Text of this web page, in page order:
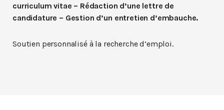
curriculum vitae – Rédaction d’une lettre de
candidature – Gestion d’un entretien d’embauche.
Soutien personnalisé à la recherche d’emploi.